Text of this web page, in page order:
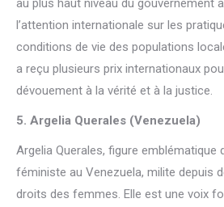
au plus haut niveau du gouvernement
l’attention internationale sur les
conditions de vie des populations
a reçu plusieurs prix internationaux
dévouement à la vérité et à la justice.
5. Argelia Querales (Venezuela)
Argelia Querales, figure emblématique
féministe au Venezuela, milite depuis
droits des femmes. Elle est une voix